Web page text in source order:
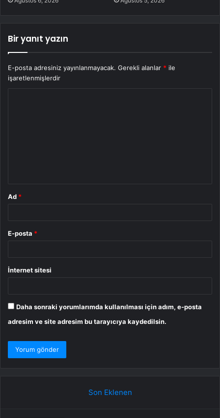
Bir yanıt yazın
E-posta adresiniz yayınlanmayacak. Gerekli alanlar * ile
işaretlenmişlerdir
Ad *
E-posta *
İnternet sitesi
Daha sonraki yorumlarımda kullanılması için adım, e-posta
adresim ve site adresim bu tarayıcıya kaydedilsin.
Son Eklenen